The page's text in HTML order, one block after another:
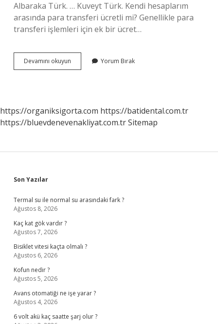
Albaraka Türk. … Kuveyt Türk. Kendi hesaplarım
arasında para transferi ücretli mi? Genellikle para
transferi işlemleri için ek bir ücret…
Devamını okuyun
Banka
Yorum Bırak
https://organiksigorta.com https://batidental.com.tr
https://bluevdenevenakliyat.com.trSitemap
Sidebar
Son Yazılar
Termal su ile normal su arasındaki fark ?
Ağustos 8, 2026
Kaç kat gök vardır ?
Ağustos 7, 2026
Bisiklet vitesi kaçta olmalı ?
Ağustos 6, 2026
Kofun nedir ?
Ağustos 5, 2026
Avans otomatiği ne işe yarar ?
Ağustos 4, 2026
6 volt akü kaç saatte şarj olur ?